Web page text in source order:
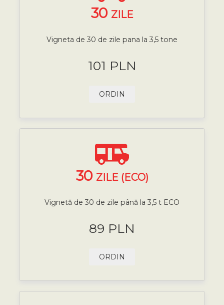
30 ZILE
Vigneta de 30 de zile pana la 3,5 tone
101 PLN
ORDIN
30 ZILE (ECO)
Vignetă de 30 de zile până la 3,5 t ECO
89 PLN
ORDIN